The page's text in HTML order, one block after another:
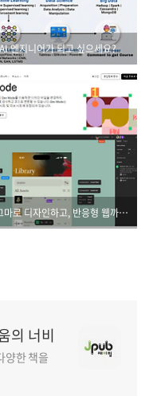
AI 엔지니어가 되고 싶으세요?
피그마로 디자인하고, 반응형 웹까지 만드는 시대
의 너비
양한 책을